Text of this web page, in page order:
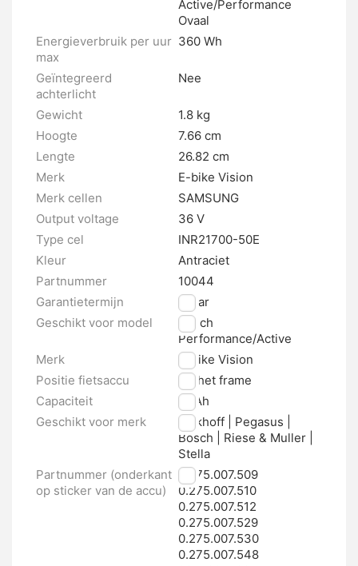
Active/Performance
Ovaal
Energieverbruik per uur
max
360 Wh
Geïntegreerd
achterlicht
Nee
Gewicht
1.8 kg
Hoogte
7.66 cm
Lengte
26.82 cm
Merk
E-bike Vision
Merk cellen
SAMSUNG
Output voltage
36 V
Type cel
INR21700-50E
Kleur
Antraciet
Partnummer
10044
Garantietermijn
2 jaar
Geschikt voor model
Bosch
Performance/Active
Merk
E-bike Vision
Positie fietsaccu
Op het frame
Capaciteit
10 Ah
Geschikt voor merk
Kalkhoff | Pegasus |
Bosch | Riese & Muller |
Stella
Partnummer (onderkant
op sticker van de accu)
0.275.007.509
0.275.007.510
0.275.007.512
0.275.007.529
0.275.007.530
0.275.007.548